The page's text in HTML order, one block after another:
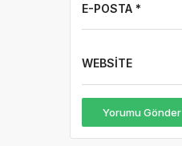
E-POSTA *
WEBSITE
Yorumu Gönder